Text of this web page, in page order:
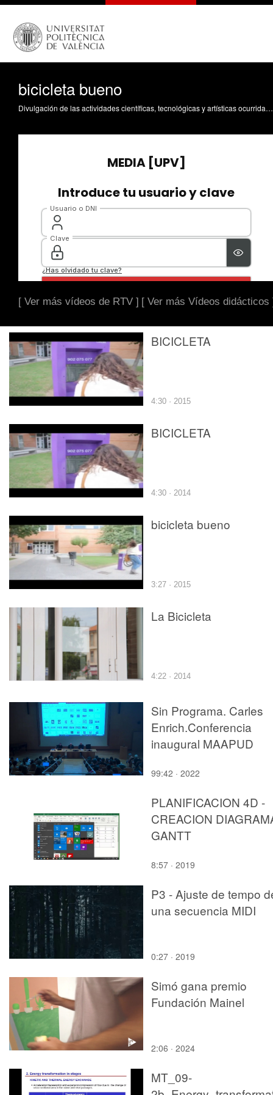
bicicleta bueno
Divulgación de las actividades científicas, tecnológicas y artísticas ocurridas en los tres campus de la UPV
[ Ver más vídeos de RTV ] [ Ver más Vídeos didácticos
BICICLETA
4:30 · 2015
BICICLETA
4:30 · 2014
bicicleta bueno
3:27 · 2015
La Bicicleta
4:22 · 2014
Sin Programa. Carles
Enrich.Conferencia
inaugural MAAPUD
99:42 · 2022
PLANIFICACION 4D -
CREACION
GANTT
8:57 · 2019
P3 - Ajuste de tempo
una secuencia MIDI
0:27 · 2019
Simó gana premio
Fundación Mainel
2:06 · 2024
MT_09-